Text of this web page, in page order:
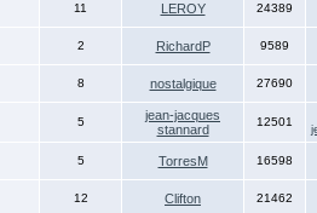
11 LEROY 24389
2 RichardP 9589
8 nostalgique 27690
5
jean-jacques
stannard
12501
5 TorresM 16598
12 Clifton 21462